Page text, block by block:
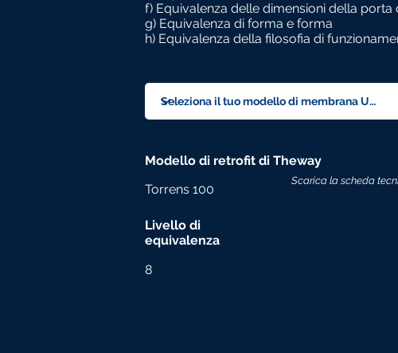
f) Equivalenza delle dimensioni della
g) Equivalenza di forma e forma
h) Equivalenza della filosofia di
Modello di retrofit di Theway
Torrens 100
Scarica la scheda
Livello di
equivalenza
8